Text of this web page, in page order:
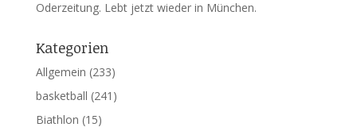
Oderzeitung. Lebt jetzt wieder in München.
Kategorien
Allgemein (233)
basketball (241)
Biathlon (15)